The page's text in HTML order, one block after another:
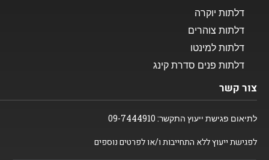
דלתות יוקרה
דלתות צוהרים
דלתות למינטו
דלתות פנים סדרת קינג
צור קשר
לתיאום פגישת ייעוץ התקשר:
לפגישת ייעוץ ללא התחייבות ו/או לפרטים נוספים